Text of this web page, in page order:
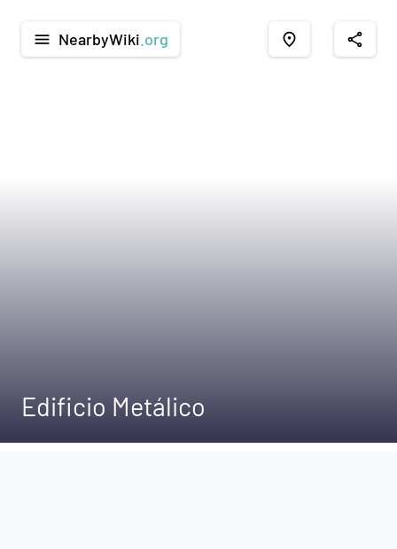
menu NearbyWiki .org place share
Edificio Metálico